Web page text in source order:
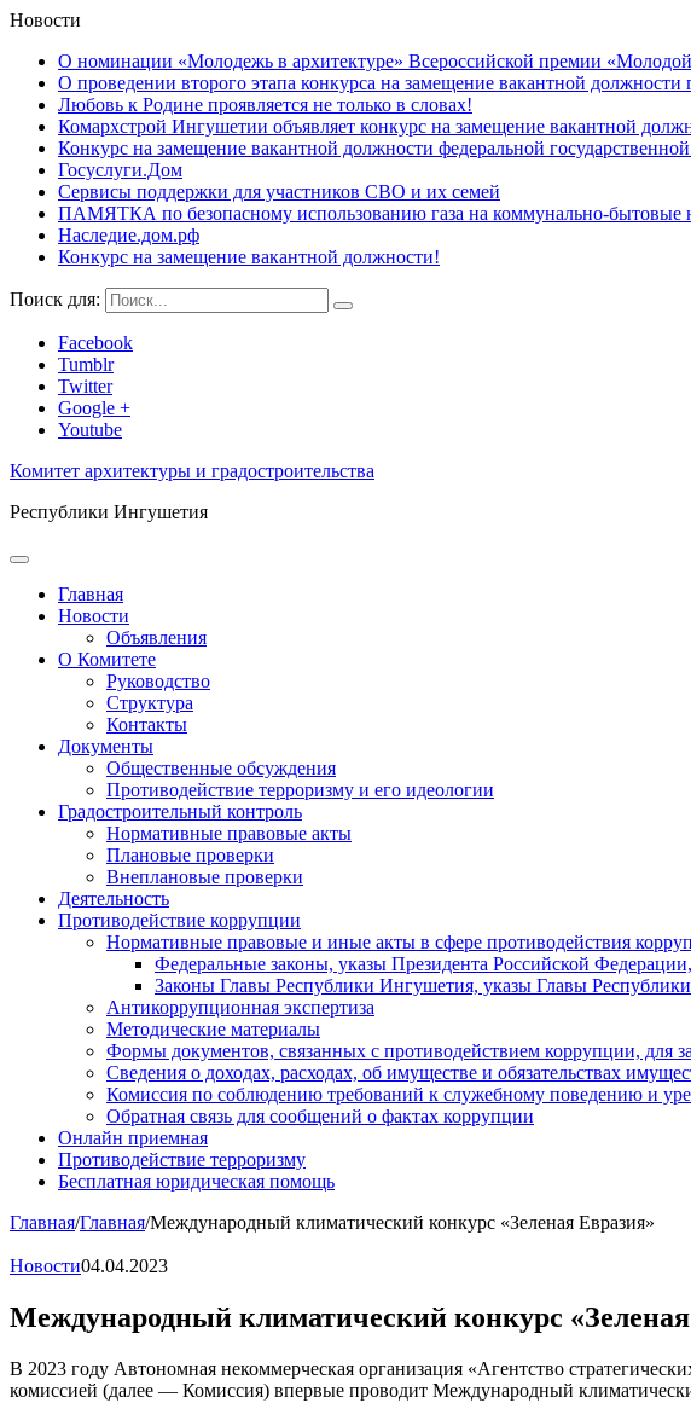
Новости
О номинации «Молодежь в архитектуре» Всероссийской премии
О проведении второго этапа конкурса на замещение вакантной
Любовь к Родине проявляется не только в словах!
Комархстрой Ингушетии объявляет конкурс на замещение вакантной
Конкурс на замещение вакантной должности федеральной
Госуслуги.Дом
Сервисы поддержки для участников СВО и их семей
ПАМЯТКА по безопасному использованию газа на коммунально-
Наследие.дом.рф
Конкурс на замещение вакантной должности!
Поиск для:
Facebook
Tumblr
Twitter
Google +
Youtube
Комитет архитектуры и градостроительства
Республики Ингушетия
Главная
Новости
Объявления
О Комитете
Руководство
Структура
Контакты
Документы
Общественные обсуждения
Противодействие терроризму и его идеологии
Градостроительный контроль
Нормативные правовые акты
Плановые проверки
Внеплановые проверки
Деятельность
Противодействие коррупции
Нормативные правовые и иные акты в сфере противодействия
Федеральные законы, указы Президента Российской
Законы Главы Республики Ингушетия, указы Главы
Антикоррупционная экспертиза
Методические материалы
Формы документов, связанных с противодействием коррупции, для
Сведения о доходах, расходах, об имуществе и обязательствах
Комиссия по соблюдению требований к служебному поведению и
Обратная связь для сообщений о фактах коррупции
Онлайн приемная
Противодействие терроризму
Бесплатная юридическая помощь
Главная/Главная/Международный климатический конкурс «Зеленая Евразия»
Новости04.04.2023
Международный климатический конкурс
В 2023 году Автономная некоммерческая организация «Агентство
комиссией (далее — Комиссия) впервые проводит Международный